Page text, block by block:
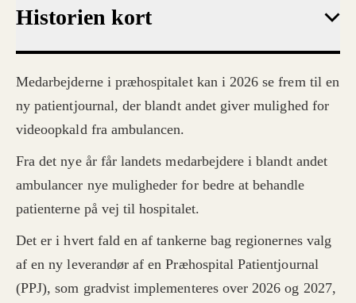
Historien kort
Medarbejderne i præhospitalet kan i 2026 se frem til en
ny patientjournal, der blandt andet giver mulighed for
videoopkald fra ambulancen.
Fra det nye år får landets medarbejdere i blandt andet
ambulancer nye muligheder for bedre at behandle
patienterne på vej til hospitalet.
Det er i hvert fald en af tankerne bag regionernes valg
af en ny leverandør af en Præhospital Patientjournal
(PPJ), som gradvist implementeres over 2026 og 2027,